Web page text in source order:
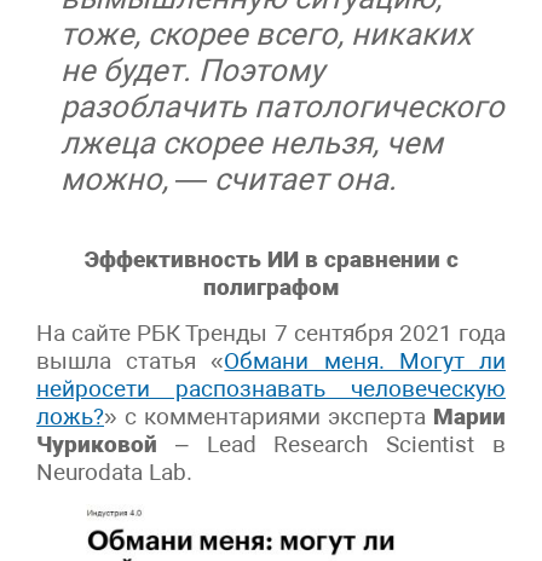
тоже, скорее всего, никаких
не будет. Поэтому
разоблачить патологического
лжеца скорее нельзя, чем
можно, — считает она.
Эффективность ИИ в сравнении с
полиграфом
На сайте РБК Тренды 7 сентября 2021 года
вышла статья «Обмани меня. Могут ли
нейросети распознавать человеческую
ложь?» с комментариями эксперта Марии
Чуриковой – Lead Research Scientist в
Neurodata Lab.